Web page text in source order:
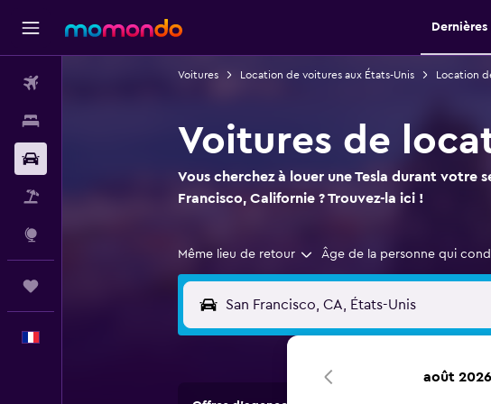
Voitures Location de voitures aux États-Unis Location
Voitures de
Vous cherchez à louer une Tesla durant votre
Francisco, Californie ? Trouvez-la ici !
Même lieu de retour Âge de la personne qui
août 2026